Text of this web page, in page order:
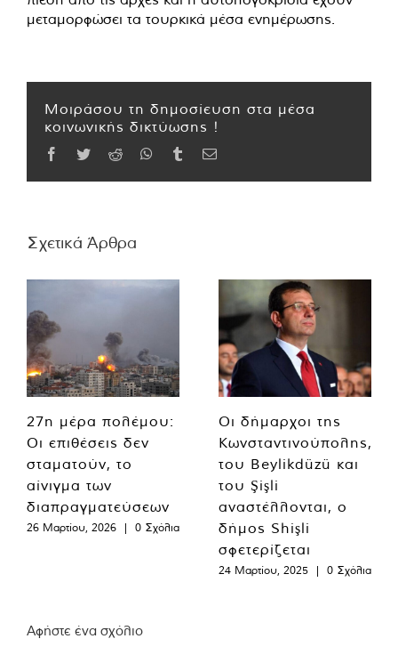
μεταμορφώσει τα τουρκικά μέσα ενημέρωσης.
Μοιράσου τη δημοσίευση στα μέσα
κοινωνικής δικτύωσης !
Facebook
TwitterReddit WhatsApp
TumblrEmail
Σχετικά Άρθρα
27η μέρα πολέμου:
Οι επιθέσεις δεν
σταματούν, το
αίνιγμα των
διαπραγματεύσεων
26 Μαρτίου, 2026 | 0 Σχόλια
Οι δήμαρχοι της
Κωνσταντινούπολης,
του Beylikdüzü και
του Şişli
αναστέλλονται, ο
δήμος Shişli
σφετερίζεται
24 Μαρτίου, 2025 | 0 Σχόλια
Αφήστε ένα σχόλιο